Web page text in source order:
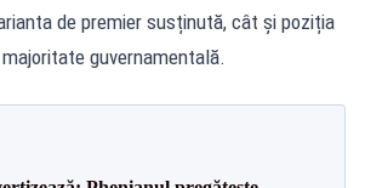
de premier susținută, cât și poziția
guvernamentală.